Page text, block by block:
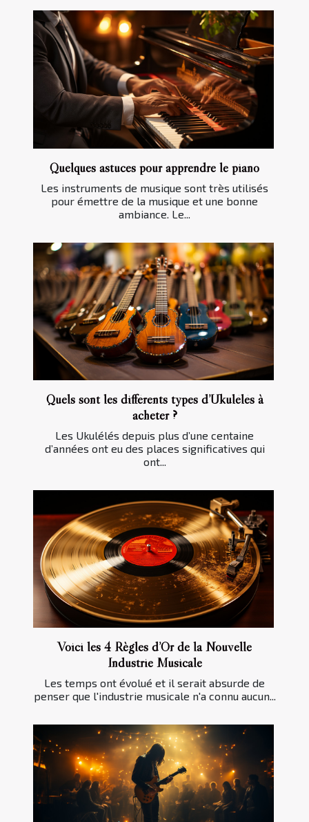
Quelques astuces pour apprendre le piano
Les instruments de musique sont très utilisés
pour émettre de la musique et une bonne
ambiance. Le...
Quels sont les différents types d’Ukulélés à
acheter ?
Les Ukulélés depuis plus d’une centaine
d’années ont eu des places significatives qui
ont...
Voici les 4 Règles d’Or de la Nouvelle
Industrie Musicale
Les temps ont évolué et il serait absurde de
penser que l'industrie musicale n'a connu aucun...